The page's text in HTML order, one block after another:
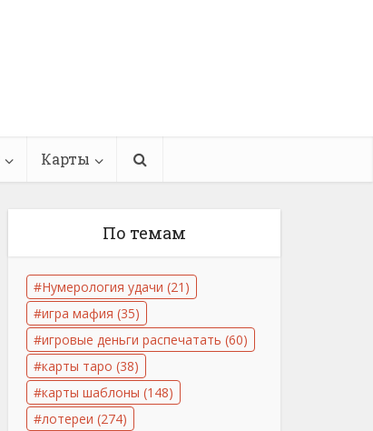
Карты
По темам
Нумерология удачи (21)
игра мафия (35)
игровые деньги распечатать (60)
карты таро (38)
карты шаблоны (148)
лотереи (274)